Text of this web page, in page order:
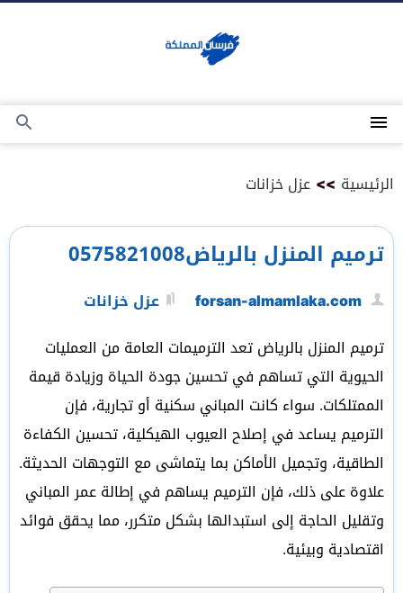
القائمة
بحث
الرئيسية >> عزل خزانات
ترميم المنزل بالرياض0575821008
forsan-almamlaka.com
عزل خزانات
ترميم المنزل بالرياض تعد الترميمات العامة من العمليات
الحيوية التي تساهم في تحسين جودة الحياة وزيادة قيمة
الممتلكات. سواء كانت المباني سكنية أو تجارية، فإن
الترميم يساعد في إصلاح العيوب الهيكلية، تحسين الكفاءة
الطاقية، وتجميل الأماكن بما يتماشى مع التوجهات الحديثة.
علاوة على ذلك، فإن الترميم يساهم في إطالة عمر المباني
وتقليل الحاجة إلى استبدالها بشكل متكرر، مما يحقق فوائد
اقتصادية وبيئية.